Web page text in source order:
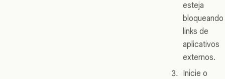
esteja
bloqueando
links de
aplicativos
externos.
Inicie o